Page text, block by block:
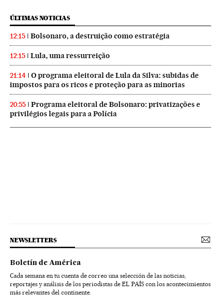
ÚLTIMAS NOTICIAS
12:15 Bolsonaro, a destruição como estratégia
12:15 Lula, uma ressurreição
21:14
O programa eleitoral de Lula da Silva: subidas de
impostos para os ricos e proteção para as minorias
20:55
Programa eleitoral de Bolsonaro: privatizações e
privilégios legais para a Polícia
NEWSLETTERS
Boletín de América
Cada semana en tu cuenta de correo una selección de las noticias,
reportajes y análisis de los periodistas de EL PAÍS con los acontecimientos
más relevantes del continente.